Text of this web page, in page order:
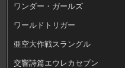
ワンダー・ガールズ
ワールドトリガー
亜空大作戦スラングル
交響詩篇エウレカセブン